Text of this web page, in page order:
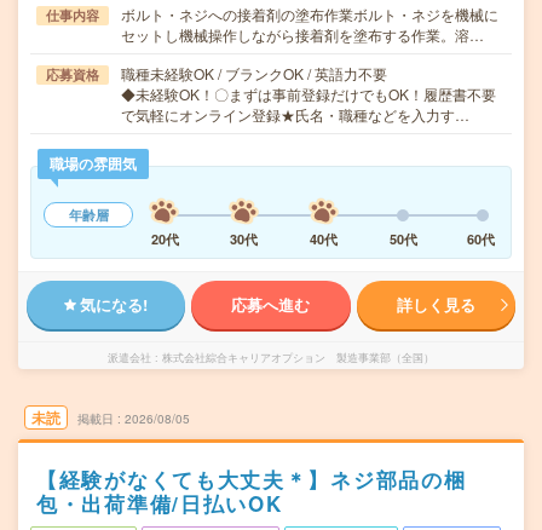
仕事内容
ボルト・ネジへの接着剤の塗布作業ボルト・ネジを機械に
セットし機械操作しながら接着剤を塗布する作業。溶…
応募資格
職種未経験OK / ブランクOK / 英語力不要
◆未経験OK！〇まずは事前登録だけでもOK！履歴書不要
で気軽にオンライン登録★氏名・職種などを入力す…
職場の雰囲気
年齢層
20代
30代 40代 50代 60代
気になる! 応募へ進む 詳しく見る
派遣会社 株式会社綜合キャリアオプション 製造事業部（全国）
未読 掲載日 2026/08/05
【経験がなくても大丈夫＊】ネジ部品の梱
包・出荷準備/日払いOK